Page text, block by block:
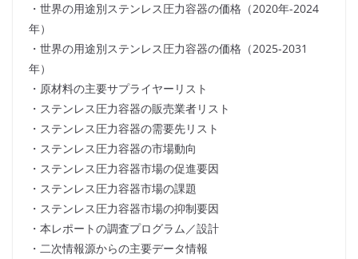
・世界の用途別ステンレス圧力容器の価格（2020年-2024
年）
・世界の用途別ステンレス圧力容器の価格（2025-2031
年）
・原材料の主要サプライヤーリスト
・ステンレス圧力容器の販売業者リスト
・ステンレス圧力容器の需要先リスト
・ステンレス圧力容器の市場動向
・ステンレス圧力容器市場の促進要因
・ステンレス圧力容器市場の課題
・ステンレス圧力容器市場の抑制要因
・本レポートの調査プログラム／設計
・二次情報源からの主要データ情報